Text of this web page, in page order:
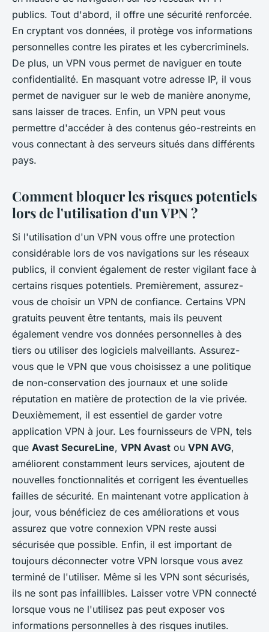
publics. Tout d'abord, il offre une sécurité renforcée.
En cryptant vos données, il protège vos informations
personnelles contre les pirates et les cybercriminels.
De plus, un VPN vous permet de naviguer en toute
confidentialité. En masquant votre adresse IP, il vous
permet de naviguer sur le web de manière anonyme,
sans laisser de traces. Enfin, un VPN peut vous
permettre d'accéder à des contenus géo-restreints en
vous connectant à des serveurs situés dans différents
pays.
Comment bloquer les risques potentiels
lors de l'utilisation d'un VPN ?
Si l'utilisation d'un VPN vous offre une protection
considérable lors de vos navigations sur les réseaux
publics, il convient également de rester vigilant face à
certains risques potentiels. Premièrement, assurez-
vous de choisir un VPN de confiance. Certains VPN
gratuits peuvent être tentants, mais ils peuvent
également vendre vos données personnelles à des
tiers ou utiliser des logiciels malveillants. Assurez-
vous que le VPN que vous choisissez a une politique
de non-conservation des journaux et une solide
réputation en matière de protection de la vie privée.
Deuxièmement, il est essentiel de garder votre
application VPN à jour. Les fournisseurs de VPN, tels
que Avast SecureLine, VPN Avast ou VPN AVG,
améliorent constamment leurs services, ajoutent de
nouvelles fonctionnalités et corrigent les éventuelles
failles de sécurité. En maintenant votre application à
jour, vous bénéficiez de ces améliorations et vous
assurez que votre connexion VPN reste aussi
sécurisée que possible. Enfin, il est important de
toujours déconnecter votre VPN lorsque vous avez
terminé de l'utiliser. Même si les VPN sont sécurisés,
ils ne sont pas infaillibles. Laisser votre VPN connecté
lorsque vous ne l'utilisez pas peut exposer vos
informations personnelles à des risques inutiles.